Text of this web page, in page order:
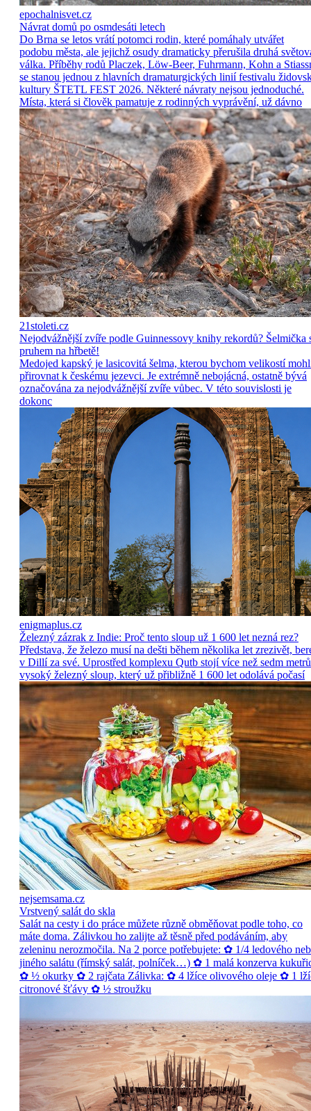
epochalnisvet.cz
Návrat domů po osmdesáti letech
Do Brna se letos vrátí potomci rodin, které pomáhaly utvářet
podobu města, ale jejichž osudy dramaticky přerušila druhá
válka. Příběhy rodů Placzek, Löw-Beer, Fuhrmann, Kohn a
se stanou jednou z hlavních dramaturgických linií festivalu
kultury ŠTETL FEST 2026. Některé návraty nejsou jednoduché.
Místa, která si člověk pamatuje z rodinných vyprávění, už dávno
21stoleti.cz
Nejodvážnější zvíře podle Guinnessovy knihy rekordů? Šelmička
pruhem na hřbetě!
Medojed kapský je lasicovitá šelma, kterou bychom velikostí
přirovnat k českému jezevci. Je extrémně nebojácná, ostatně bývá
označována za nejodvážnější zvíře vůbec. V této souvislosti je
dokonc
enigmaplus.cz
Železný zázrak z Indie: Proč tento sloup už 1 600 let nezná rez?
Představa, že železo musí na dešti během několika let zrezivět,
v Dillí za své. Uprostřed komplexu Qutb stojí více než sedm metrů
vysoký železný sloup, který už přibližně 1 600 let odolává počasí
nejsemsama.cz
Vrstvený salát do skla
Salát na cesty i do práce můžete různě obměňovat podle toho, co
máte doma. Zálivkou ho zalijte až těsně před podáváním, aby
zeleninu nerozmočila. Na 2 porce potřebujete: ✿ 1/4 ledového
jiného salátu (římský salát, polníček…) ✿ 1 malá konzerva
✿ ½ okurky ✿ 2 rajčata Zálivka: ✿ 4 lžíce olivového oleje ✿ 1
citronové šťávy ✿ ½ stroužku